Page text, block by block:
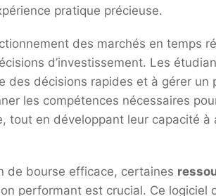
pratique précieuse.
des marchés en temps
d’investissement. Les
des décisions rapides et à gérer un
les compétences nécessaires
tout en développant leur capacité
de bourse efficace, certaines
performant est crucial. Ce logiciel